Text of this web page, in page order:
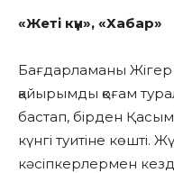
«Жеті күн», «Хабар»
Бағдарламаны
қайырымды қоғам
бастап, бірден
күнгі туитіне көшті.
кәсіпкерлермен